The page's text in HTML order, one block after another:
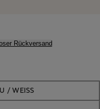
Rückversand
/ WEISS